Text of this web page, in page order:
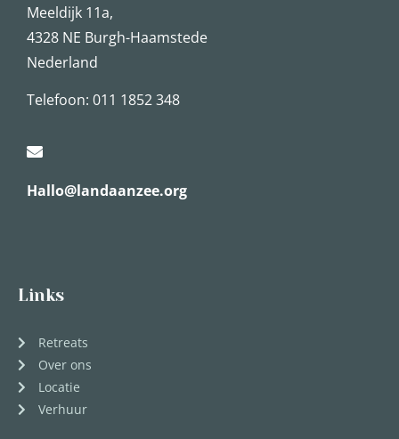
Meeldijk 11a,
4328 NE Burgh-Haamstede
Nederland
Telefoon: 011 1852 348
Hallo@landaanzee.org
Links
Retreats
Over ons
Locatie
Verhuur